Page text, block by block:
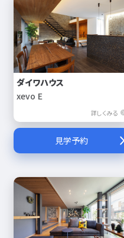
ダイワハウス
xevo E
詳しくみる
見学予約